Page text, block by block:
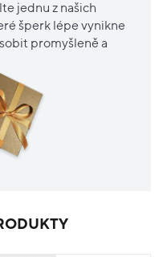
jednu z našich
šperk lépe vynikne
promyšleně a